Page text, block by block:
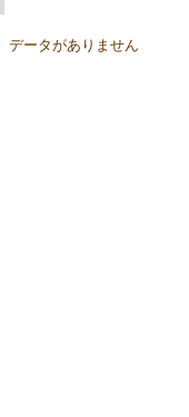
データがありません